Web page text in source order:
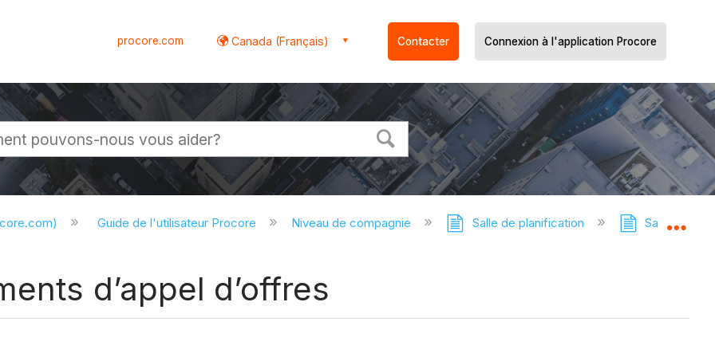
procore.com Canada (Français) Contacter Connexion à l'application Procore
Guide de l'utilisateur Procore Niveau de compagnie Salle de planification Salle de
d’appel d’offres